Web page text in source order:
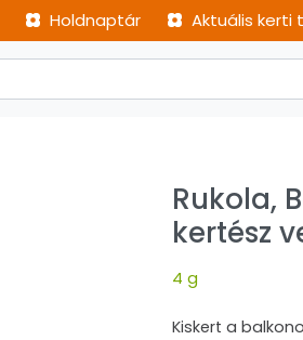
Holdnaptár Aktuális kerti
Rukola,
kertész
4 g
Kiskert a